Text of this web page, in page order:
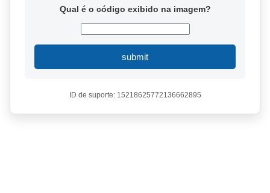
Qual é o código exibido na imagem?
submit
ID de suporte: 15218625772136662895